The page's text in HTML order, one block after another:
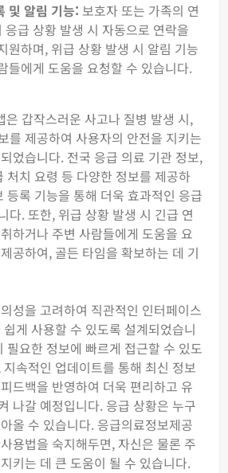
및 알림 기능: 보호자 또는 가족의 연
응급 상황 발생 시 자동으로 연락을
원하며, 위급 상황 발생 시 알림 기능
들에게 도움을 요청할 수 있습니다.
은 갑작스러운 사고나 질병 발생 시,
를 제공하여 사용자의 안전을 지키는
었습니다. 전국 응급 의료 기관 정보,
처치 요령 등 다양한 정보를 제공하
등록 기능을 통해 더욱 효과적인 응급
다. 또한, 위급 상황 발생 시 긴급 연
하거나 주변 사람들에게 도움을 요
공하여, 골든 타임을 확보하는 데 기
성을 고려하여 직관적인 인터페이스
게 사용할 수 있도록 설계되었습니
필요한 정보에 빠르게 접근할 수 있도
속적인 업데이트를 통해 최신 정보
드백을 반영하여 더욱 편리하고 유
나갈 예정입니다. 응급 상황은 누구
올 수 있습니다. 응급의료정보제공
용법을 숙지해두면, 자신은 물론 주
키는 데 큰 도움이 될 수 있습니다.